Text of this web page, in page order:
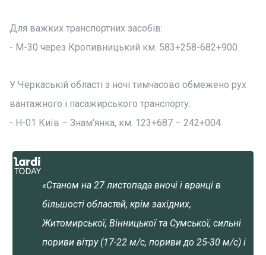
Для важких транспортних засобів:
- M-30 через Кропивницький км. 583+258-682+900.
У Черкаській області з ночі тимчасово обмежено рух
вантажного і пасажирського транспорту:
- Н-01 Київ – Знам'янка, км. 123+687 – 242+004.
«Станом на 27 листопада вночі і вранці в
більшості областей, крім західних,
Житомирської, Вінницької та Сумської, сильні
пориви вітру (17-22 м/с, пориви до 25-30 м/с) і